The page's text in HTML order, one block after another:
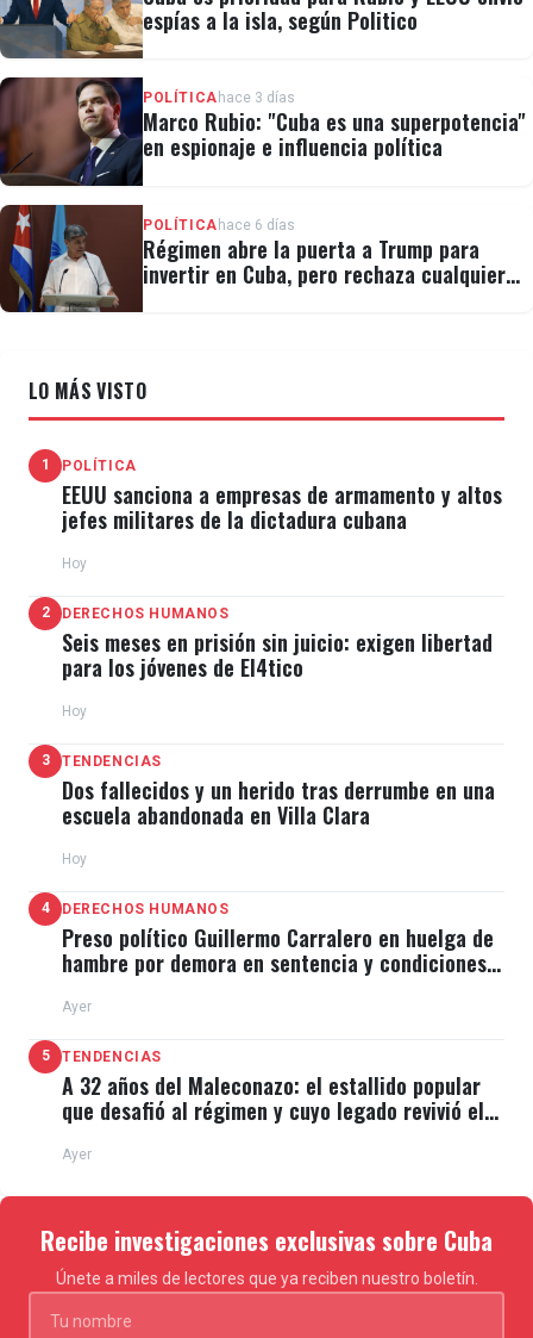
espías a la isla, según Politico
POLÍTICA hace 3 días
Marco Rubio: "Cuba es una superpotencia"
en espionaje e influencia política
POLÍTICA hace 6 días
Régimen abre la puerta a Trump para
invertir en Cuba, pero rechaza cualquier
LO MÁS VISTO
1 POLÍTICA
EEUU sanciona a empresas de armamento y altos
jefes militares de la dictadura cubana
Hoy
2 DERECHOS HUMANOS
Seis meses en prisión sin juicio: exigen libertad
para los jóvenes de El4tico
Hoy
3 TENDENCIAS
Dos fallecidos y un herido tras derrumbe en una
escuela abandonada en Villa Clara
Hoy
4 DERECHOS HUMANOS
Preso político Guillermo Carralero en huelga de
hambre por demora en sentencia y condiciones
Ayer
5 TENDENCIAS
A 32 años del Maleconazo: el estallido popular
que desafió al régimen y cuyo legado revivió el
Ayer
Recibe investigaciones exclusivas sobre Cuba
Únete a miles de lectores que ya reciben nuestro boletín.